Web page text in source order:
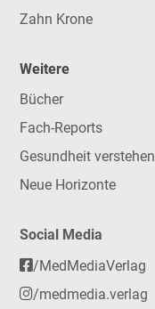
Zahn Krone
Weitere
Bücher
Fach-Reports
Gesundheit verstehen
Neue Horizonte
Social Media
/MedMediaVerlag
/medmedia.verlag